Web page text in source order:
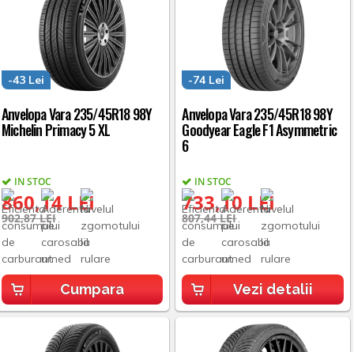
Anvelopa Vara 235/45R18 98Y
Michelin Primacy 5 XL
IN STOC
860,14 LEI
-43 Lei
902,87 LEI
Cumpara
Anvelopa Vara 235/45R18 98Y
Goodyear Eagle F1 Asymmetric
6
IN STOC
733,10 LEI
-74 Lei
807,44 LEI
Vezi detalii